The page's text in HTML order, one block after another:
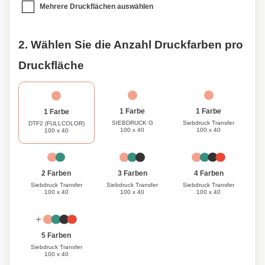
Mehrere Druckflächen auswählen
2. Wählen Sie die Anzahl Druckfarben pro
Druckfläche
1 Farbe
DTF2 (FULLCOLOR)
100 x 40
1 Farbe
SIEBDRUCK G
100 x 40
1 Farbe
Siebdruck Transfer
100 x 40
2 Farben
Siebdruck Transfer
100 x 40
3 Farben
Siebdruck Transfer
100 x 40
4 Farben
Siebdruck Transfer
100 x 40
5 Farben
Siebdruck Transfer
100 x 40